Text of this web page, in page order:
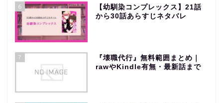
6
【幼馴染コンプレックス】21話
から30話あらすじネタバレ
7
『壊職代行』無料範囲まとめ｜
rawやKindle有無・最新話まで